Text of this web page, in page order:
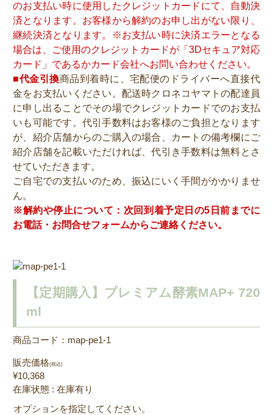
のお支払い時に使用したクレジットカードにて、自動決
済となります。お客様から解約のお申し出がない限り、
継続決済となります。※お支払い時に決済エラーとなる
場合は、ご使用のクレジットカードが「3Dセキュア対応
カード」であるかカード会社へお問い合わせください。
■代金引換商品到着時に、宅配便のドライバーへ直接代
金をお支払いください。配送時クロネコヤマトの配達員
に申し出ることでその場でクレジットカードでのお支払
いも可能です。代引手数料はお客様のご負担となります
が、紹介店舗からのご購入の場合、カートの備考欄にご
紹介店舗を記載いただければ、代引き手数料は無料とさ
せていただきます。
ご自宅での支払いのため、振込にいく手間がかかりませ
ん。
※解約や停止について：次回到着予定日の5日前までに
お電話・お問合せフォームからご連絡ください。
【定期購入】プレミアム酵素MAP+ 720
ml
商品コード：map-pe1-1
販売価格(税込)
¥10,368
在庫状態 : 在庫有り
オプションを指定してください。